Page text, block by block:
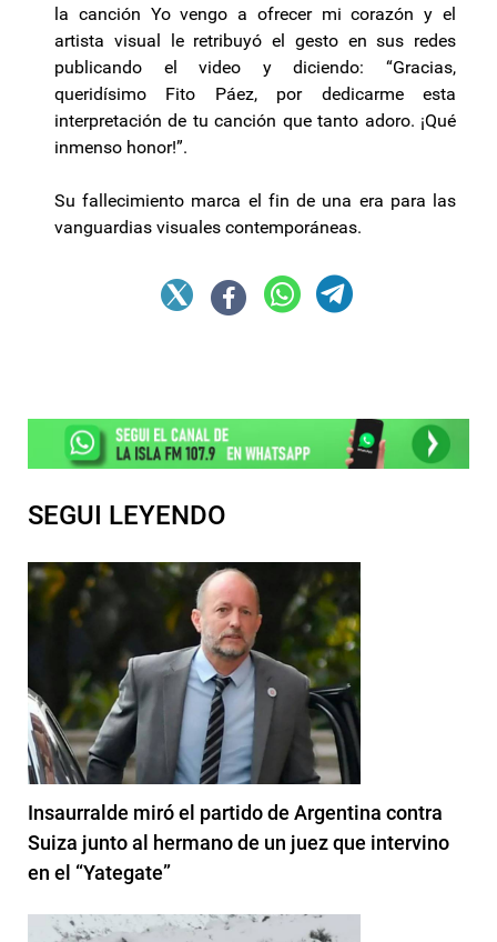
la canción Yo vengo a ofrecer mi corazón y el
artista visual le retribuyó el gesto en sus redes
publicando el video y diciendo: “Gracias,
queridísimo Fito Páez, por dedicarme esta
interpretación de tu canción que tanto adoro. ¡Qué
inmenso honor!”.
Su fallecimiento marca el fin de una era para las
vanguardias visuales contemporáneas.
SEGUI LEYENDO
Insaurralde miró el partido de Argentina contra
Suiza junto al hermano de un juez que intervino
en el “Yategate”